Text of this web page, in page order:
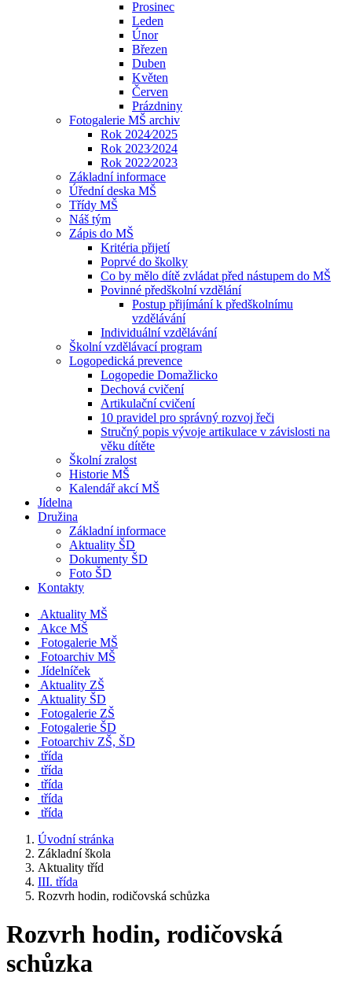
Prosinec
Leden
Únor
Březen
Duben
Květen
Červen
Prázdniny
Fotogalerie MŠ archiv
Rok 2024⁄2025
Rok 2023⁄2024
Rok 2022⁄2023
Základní informace
Úřední deska MŠ
Třídy MŠ
Náš tým
Zápis do MŠ
Kritéria přijetí
Poprvé do školky
Co by mělo dítě zvládat před nástupem do MŠ
Povinné předškolní vzdělání
Postup přijímání k předškolnímu
vzdělávání
Individuální vzdělávání
Školní vzdělávací program
Logopedická prevence
Logopedie Domažlicko
Dechová cvičení
Artikulační cvičení
10 pravidel pro správný rozvoj řeči
Stručný popis vývoje artikulace v závislosti na
věku dítěte
Školní zralost
Historie MŠ
Kalendář akcí MŠ
Jídelna
Družina
Základní informace
Aktuality ŠD
Dokumenty ŠD
Foto ŠD
Kontakty
Aktuality MŠ
Akce MŠ
Fotogalerie MŠ
Fotoarchiv MŠ
Jídelníček
Aktuality ZŠ
Aktuality ŠD
Fotogalerie ZŠ
Fotogalerie ŠD
Fotoarchiv ZŠ, ŠD
třída
třída
třída
třída
třída
Úvodní stránka
Základní škola
Aktuality tříd
III. třída
Rozvrh hodin, rodičovská schůzka
Rozvrh hodin, rodičovská
schůzka